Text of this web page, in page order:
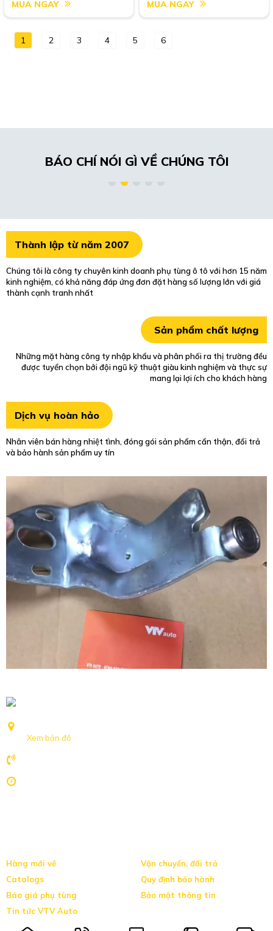
MUA NGAY
MUA NGAY
1 2 3 4 5 6
BÁO CHÍ NÓI GÌ VỀ CHÚNG TÔI
Thành lập từ năm 2007
Chúng tôi là công ty chuyên kinh doanh phụ tùng ô tô với hơn 15 năm
kinh nghiệm, có khả năng đáp ứng đơn đặt hàng số lượng lớn với giá
thành cạnh tranh nhất
Sản phẩm chất lượng
Những mặt hàng công ty nhập khẩu và phân phối ra thị trường đều
được tuyển chọn bởi đội ngũ kỹ thuật giàu kinh nghiệm và thực sự
mang lại lợi ích cho khách hàng
Dịch vụ hoàn hảo
Nhân viên bán hàng nhiệt tình, đóng gói sản phẩm cẩn thận, đổi trả
và bảo hành sản phẩm uy tín
Xem bản đồ
Hàng mới về
Catalogs
Báo giá phụ tùng
Tin tức VTV Auto
Vận chuyển, đổi trả
Quy định bảo hành
Bảo mật thông tin